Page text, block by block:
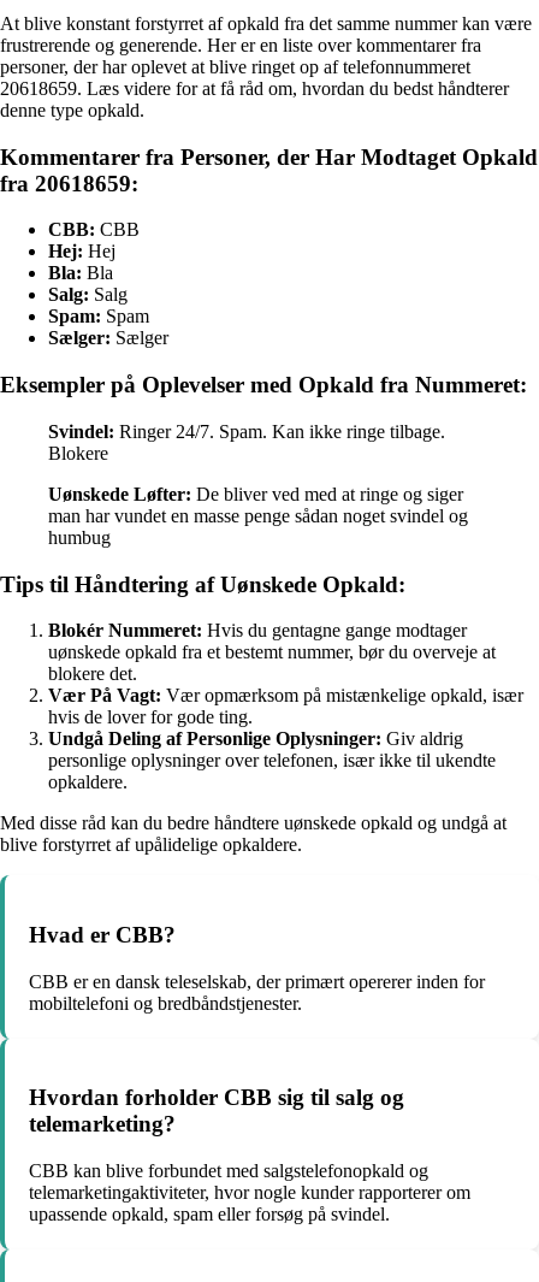
At blive konstant forstyrret af opkald fra det samme nummer kan være
frustrerende og generende. Her er en liste over kommentarer fra
personer, der har oplevet at blive ringet op af telefonnummeret
20618659. Læs videre for at få råd om, hvordan du bedst håndterer
denne type opkald.
Kommentarer fra Personer, der Har Modtaget Opkald
fra 20618659:
CBB: CBB
Hej: Hej
Bla: Bla
Salg: Salg
Spam: Spam
Sælger: Sælger
Eksempler på Oplevelser med Opkald fra Nummeret:
Svindel: Ringer 24/7. Spam. Kan ikke ringe tilbage.
Blokere
Uønskede Løfter: De bliver ved med at ringe og siger
man har vundet en masse penge sådan noget svindel og
humbug
Tips til Håndtering af Uønskede Opkald:
Blokér Nummeret: Hvis du gentagne gange modtager
uønskede opkald fra et bestemt nummer, bør du overveje at
blokere det.
Vær På Vagt: Vær opmærksom på mistænkelige opkald, især
hvis de lover for gode ting.
Undgå Deling af Personlige Oplysninger: Giv aldrig
personlige oplysninger over telefonen, især ikke til ukendte
opkaldere.
Med disse råd kan du bedre håndtere uønskede opkald og undgå at
blive forstyrret af upålidelige opkaldere.
Hvad er CBB?
CBB er en dansk teleselskab, der primært opererer inden for
mobiltelefoni og bredbåndstjenester.
Hvordan forholder CBB sig til salg og
telemarketing?
CBB kan blive forbundet med salgstelefonopkald og
telemarketingaktiviteter, hvor nogle kunder rapporterer om
upassende opkald, spam eller forsøg på svindel.